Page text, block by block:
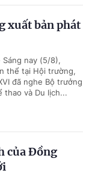
xuất bản phát
nay (5/8),
thể tại Hội trường,
đã nghe Bộ trưởng
thao và Du lịch...
của Đồng